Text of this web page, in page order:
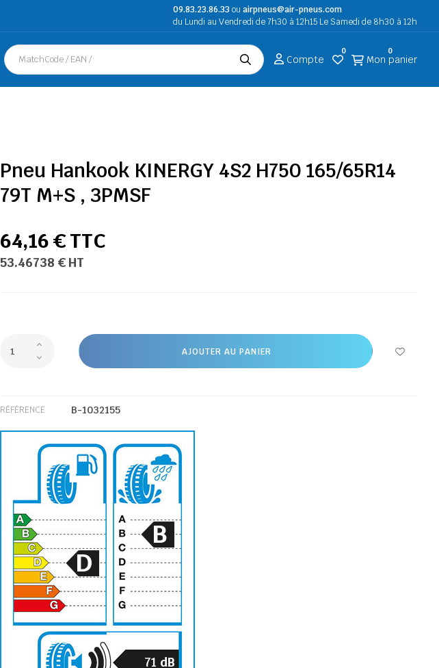
09.83.23.86.33ou airpneus@air-pneus.com
du Lundi au Vendredi de 7h30 à 12h15 Le Samedi de 8h30 à 12h
Compte
0
Mon panier
0
Pneu Hankook KINERGY 4S2 H750 165/65R14
79T M+S , 3PMSF
64,16 € TTC
53.46738 € HT
AJOUTER AU PANIER
RÉFÉRENCE B-1032155
D
B
71 dB